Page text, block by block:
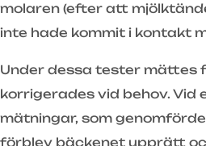
molaren (efter att
inte hade kommit i kontakt
Under dessa tester mättes
korrigerades vid behov. Vid
mätningar, som
förblev bäckenet upprätt